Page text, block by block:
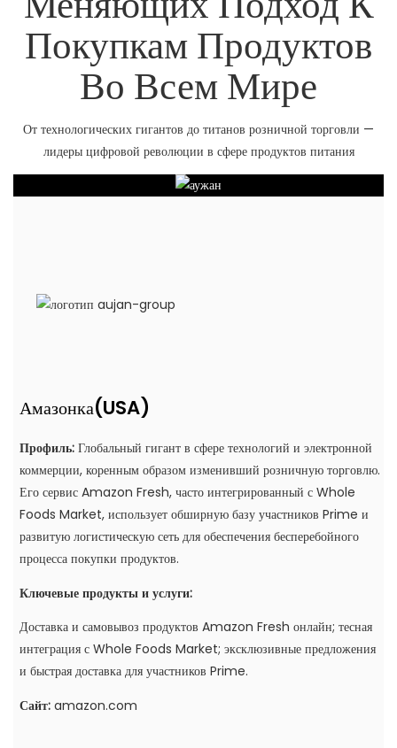
Покупкам Продуктов
Во Всем Мире
От технологических гигантов до титанов розничной торговли —
лидеры цифровой революции в сфере продуктов питания
Амазонка(USA)
Профиль:Глобальный гигант в сфере технологий и электронной
коммерции, коренным образом изменивший розничную торговлю.
Его сервис Amazon Fresh, часто интегрированный с Whole
Foods Market, использует обширную базу участников Prime и
развитую логистическую сеть для обеспечения бесперебойного
процесса покупки продуктов.
Ключевые продукты и услуги:
Доставка и самовывоз продуктов Amazon Fresh онлайн; тесная
интеграция с Whole Foods Market; эксклюзивные предложения
и быстрая доставка для участников Prime.
Сайт: amazon.com